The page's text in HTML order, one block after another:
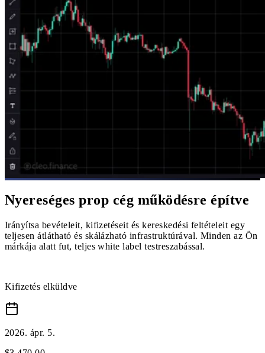
Nyereséges prop cég működésre építve
Irányítsa bevételeit, kifizetéseit és kereskedési feltételeit egy
teljesen átlátható és skálázható infrastruktúrával. Minden az Ön
márkája alatt fut, teljes white label testreszabással.
Kifizetés elküldve
2026. ápr. 5.